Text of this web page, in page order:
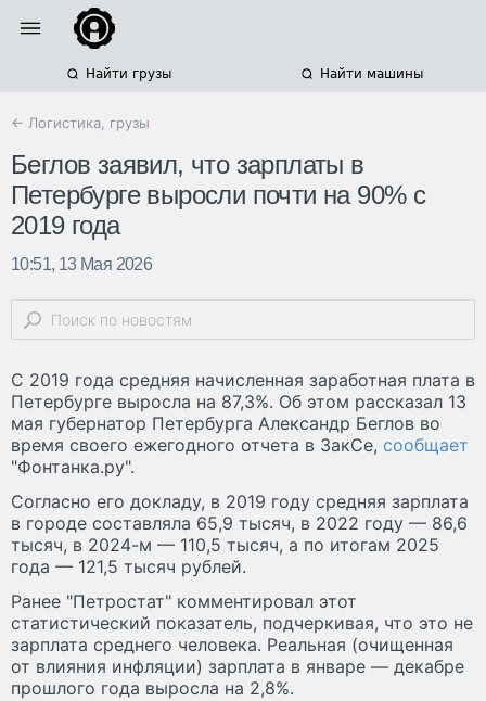
Найти грузы Найти машины
← Логистика, грузы
Беглов заявил, что зарплаты в
Петербурге выросли почти на 90% с
2019 года
10:51, 13 Мая 2026
С 2019 года средняя начисленная заработная плата в
Петербурге выросла на 87,3%. Об этом рассказал 13
мая губернатор Петербурга Александр Беглов во
время своего ежегодного отчета в ЗакСе, сообщает
"Фонтанка.ру".
Согласно его докладу, в 2019 году средняя зарплата
в городе составляла 65,9 тысяч, в 2022 году — 86,6
тысяч, в 2024-м — 110,5 тысяч, а по итогам 2025
года — 121,5 тысяч рублей.
Ранее "Петростат" комментировал этот
статистический показатель, подчеркивая, что это не
зарплата среднего человека. Реальная (очищенная
от влияния инфляции) зарплата в январе — декабре
прошлого года выросла на 2,8%.